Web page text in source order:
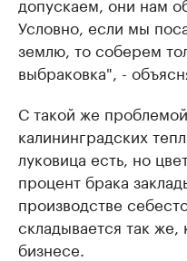
Условно, если мы
землю, то соберем
выбраковка", -
С такой же
калининградских
луковица есть, но
процент брака
производстве
складывается так
бизнесе.